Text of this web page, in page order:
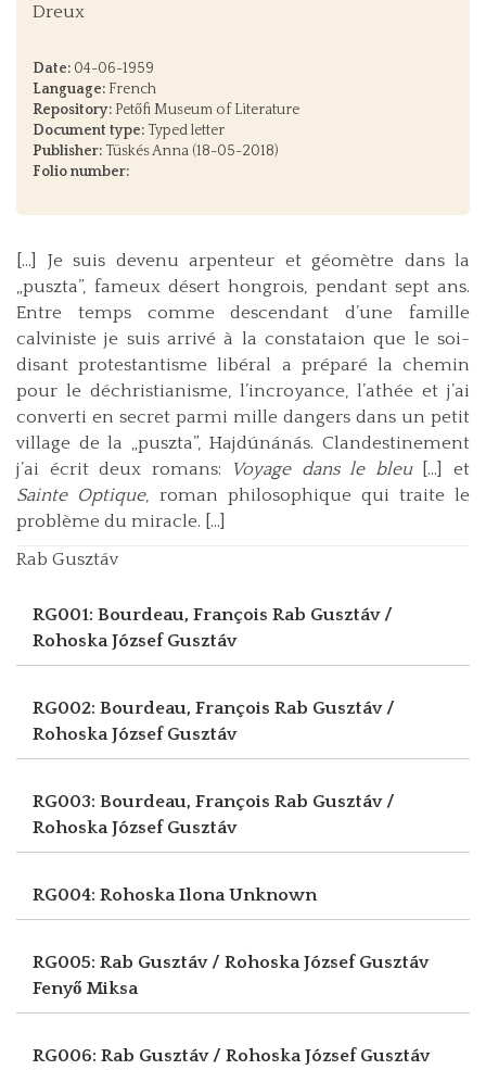
Dreux
Date: 04-06-1959
Language: French
Repository: Petőfi Museum of Literature
Document type: Typed letter
Publisher: Tüskés Anna (18-05-2018)
Folio number:
[…] Je suis devenu arpenteur et géomètre dans la
„puszta”, fameux désert hongrois, pendant sept ans.
Entre temps comme descendant d’une famille
calviniste je suis arrivé à la constataion que le soi-
disant protestantisme libéral a préparé la chemin
pour le déchristianisme, l’incroyance, l’athée et j’ai
converti en secret parmi mille dangers dans un petit
village de la „puszta”, Hajdúnánás. Clandestinement
j’ai écrit deux romans:
Voyage dans le bleu[…] et
Sainte Optique, roman philosophique qui traite le
problème du miracle. […]
Rab Gusztáv
RG001: Bourdeau, François Rab Gusztáv /
Rohoska József Gusztáv
RG002: Bourdeau, François Rab Gusztáv /
Rohoska József Gusztáv
RG003: Bourdeau, François Rab Gusztáv /
Rohoska József Gusztáv
RG004: Rohoska IlonaUnknown
RG005: Rab Gusztáv / Rohoska József Gusztáv
Fenyő Miksa
RG006: Rab Gusztáv / Rohoska József Gusztáv